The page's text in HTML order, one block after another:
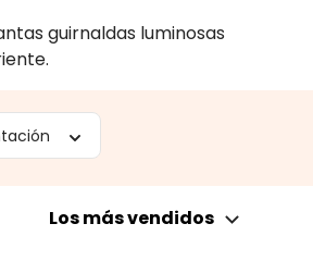
guirnaldas luminosas
Los más vendidos